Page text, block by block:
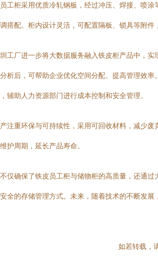
工柜采用优质冷轧钢板，经过冲压、焊接、喷
搭配。柜内设计灵活，可配置隔板、锁具等附
工厂进一步将大数据服务融入铁皮柜产品中，
析后，可帮助企业优化空间分配、提高管理效
辅助人力资源部门进行成本控制和安全管理。
注重环保与可持续性，采用可回收材料，减少
护周期，延长产品寿命。
仅确保了铁皮员工柜与储物柜的高质量，还通
全的存储管理方式。未来，随着技术的不断发展
如若转载，